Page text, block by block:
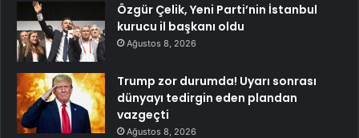
Özgür Çelik, Yeni Parti’nin İstanbul
kurucu il başkanı oldu
Ağustos 8, 2026
Trump zor durumda! Uyarı sonrası
dünyayı tedirgin eden plandan
vazgeçti
Ağustos 8, 2026